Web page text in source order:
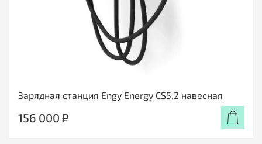
Зарядная станция Engy Energy CS5.2 навесная
156 000 ₽